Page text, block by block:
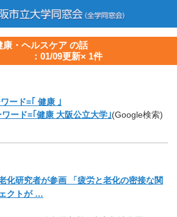
・ヘルスケア の話
更新× 1件
ード=｢ 健康 ｣
ワード=｢健康 大阪公立大学｣(Google検索)
化研究者が参画 「疲労と老化の密接な関
クトが …